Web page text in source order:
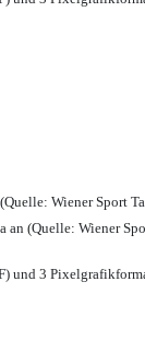
Wiener Sport
an (Quelle: Wiener
und 3